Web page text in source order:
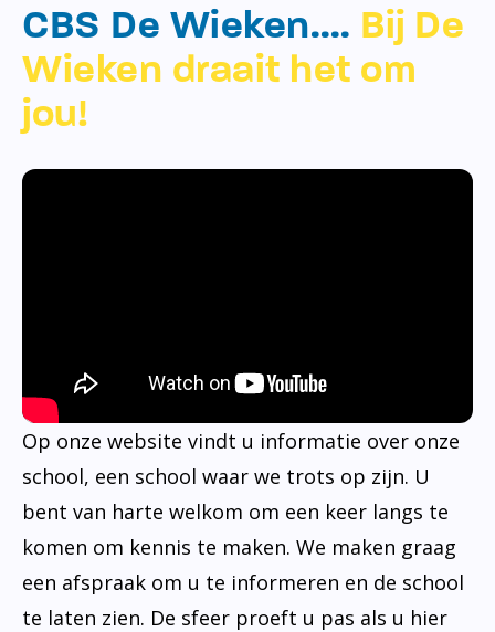
CBS De Wieken…. Bij De
Wieken draait het om
jou!
Op onze website vindt u informatie over onze
school, een school waar we trots op zijn. U
bent van harte welkom om een keer langs te
komen om kennis te maken. We maken graag
een afspraak om u te informeren en de school
te laten zien. De sfeer proeft u pas als u hier